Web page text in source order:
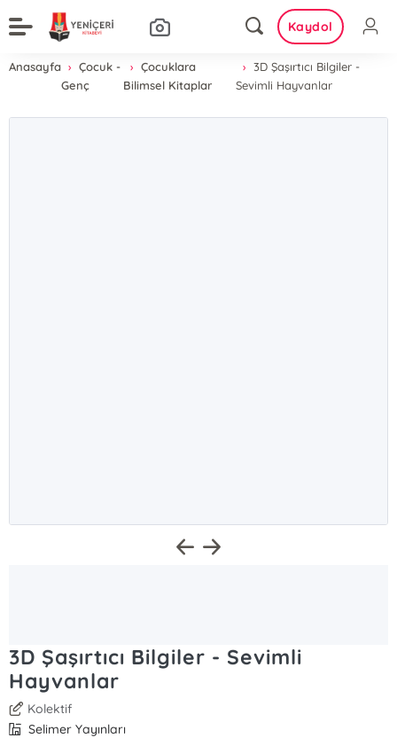
Kaydol
Anasayfa
Çocuk -
Genç
Çocuklara
Bilimsel Kitaplar
3D Şaşırtıcı Bilgiler -
Sevimli Hayvanlar
3D Şaşırtıcı Bilgiler - Sevimli
Hayvanlar
Kolektif
Selimer Yayınları